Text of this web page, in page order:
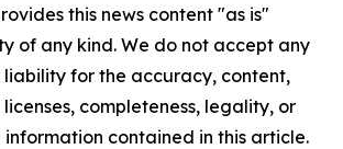
this news content "as is"
of any kind. We do not accept any
liability for the accuracy, content,
completeness, legality, or
contained in this article.